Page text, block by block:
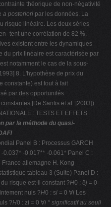
théorique de non-négativité
a posteriori par les données. La
risque linéaire. Les deux séries
tent une corrélation de 82 %.
existent entre les dynamiques
du prix linéaire est caractérisée par
notamment le cas de la sous-
8. L'hypothèse de prix du
constante) est tout à fait
par des opportunités
[De Santis et al. [2003]).
: TESTS ET EFFETS
par la méthode du quasi-
Panel B : Processus GARCH
0.037* -0.017** -0.061* Panel C :
allemagne H. Kong
tableau 3 (Suite) Panel D :
risque est-il constant ?H0 : δj = 0
nuls ?H0 : si = 0 ∀i Les
?H0 : zi = 0 ∀i * significatif au seuil